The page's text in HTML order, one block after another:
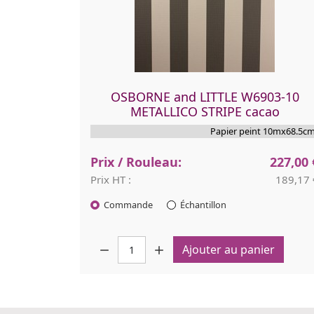
OSBORNE and LITTLE W6903-10
METALLICO STRIPE cacao
Papier peint 10mx68.5cm
Prix / Rouleau: 227,00
Prix HT : 189,17
Commande Échantillon
Ajouter au panier